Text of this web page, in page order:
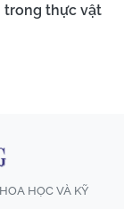
trong thực vật
HỌC VÀ KỸ